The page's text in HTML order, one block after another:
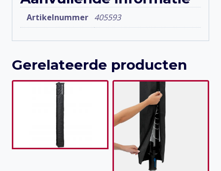
Artikelnummer 405593
Gerelateerde producten